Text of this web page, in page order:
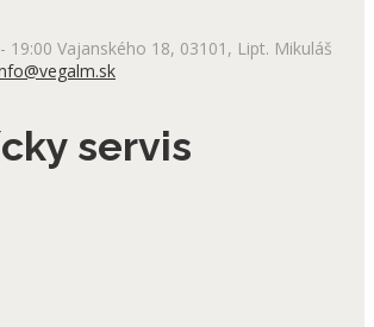
19:00 Vajanského 18, 03101, Lipt. Mikuláš
servis